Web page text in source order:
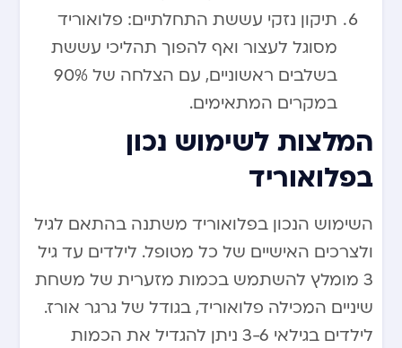
תיקון נזקי עששת התחלתיים: פלואוריד
מסוגל לעצור ואף להפוך תהליכי עששת
בשלבים ראשוניים, עם הצלחה של 90%
במקרים המתאימים.
המלצות לשימוש נכון
בפלואוריד
השימוש הנכון בפלואוריד משתנה בהתאם לגיל
ולצרכים האישיים של כל מטופל. לילדים עד גיל
3 מומלץ להשתמש בכמות מזערית של משחת
שיניים המכילה פלואוריד, בגודל של גרגר אורז.
לילדים בגילאי 3-6 ניתן להגדיל את הכמות